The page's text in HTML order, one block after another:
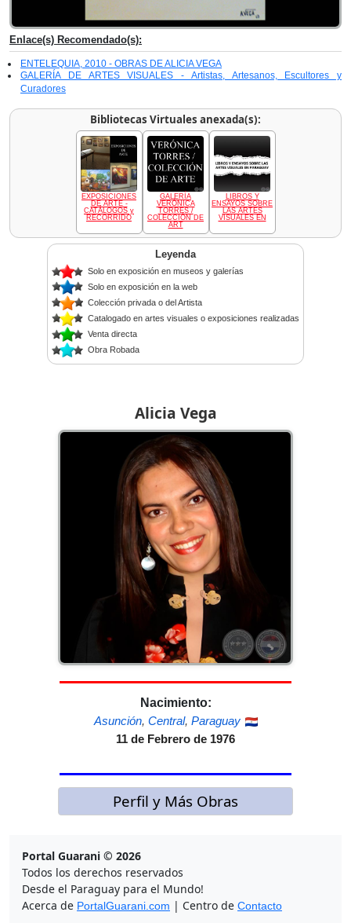
Alicia Vega
Nacimiento:
Asunción, Central, Paraguay
11 de Febrero de 1976
Perfil y Más Obras
Enlace(s) Recomendado(s):
ENTELEQUIA, 2010 - OBRAS DE ALICIA VEGA
GALERÍA DE ARTES VISUALES - Artistas, Artesanos, Escultores y
Curadores
Bibliotecas Virtuales anexada(s):
EXPOSICIONES
DE ARTE -
CATÁLOGOS y
RECORRIDO
GALERÍA
VERÓNICA
TORRES /
COLECCIÓN DE
ART
LIBROS Y
ENSAYOS SOBRE
LAS ARTES
VISUALES EN
Leyenda
Solo en exposición en museos y galerías
Solo en exposición en la web
Colección privada o del Artista
Catalogado en artes visuales o exposiciones realizadas
Venta directa
Obra Robada
Portal Guarani © 2026
Todos los derechos reservados
Desde el Paraguay para el Mundo!
Acerca de PortalGuarani.com | Centro de Contacto